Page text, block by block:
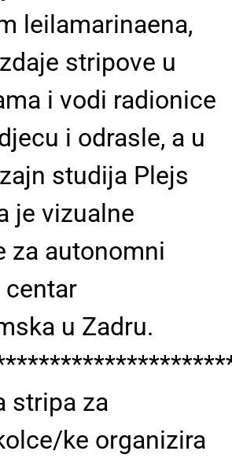
leilamarinaena,
stripove u
i vodi radionice
i odrasle, a u
studija Plejs
je vizualne
za autonomni
u Zadru.
stripa za
ke organizira